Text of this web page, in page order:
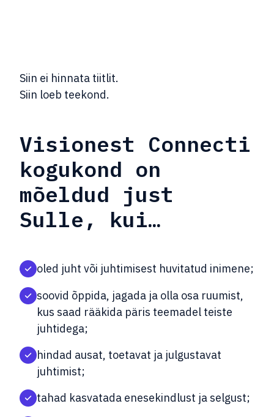
Siin ei hinnata tiitlit.
Siin loeb teekond.
Visionest Connecti
kogukond on
mõeldud just
Sulle, kui…
oled juht või juhtimisest huvitatud inimene;
soovid õppida, jagada ja olla osa ruumist,
kus saad rääkida päris teemadel teiste
juhtidega;
hindad ausat, toetavat ja julgustavat
juhtimist;
tahad kasvatada enesekindlust ja selgust;